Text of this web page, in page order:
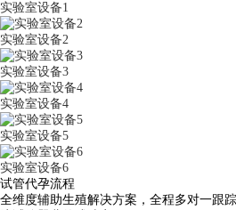
实验室设备1
实验室设备2
实验室设备3
实验室设备4
实验室设备5
实验室设备6
试管代孕流程
全维度辅助生殖解决方案，全程多对一跟